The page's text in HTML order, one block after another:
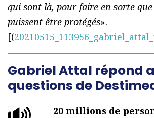
qui sont là, pour faire en sorte
puissent être protégés».
[(
Gabriel Attal répond
questions de
20 millions de